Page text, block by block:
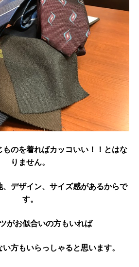
ものを着ればカッコいい！！とはな
りません。
、デザイン、サイズ感があるからで
す。
がお似合いの方もいれば
方もいらっしゃると思います。